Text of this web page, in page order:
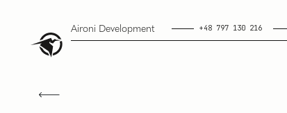
Aironi Development +48 797 130 216